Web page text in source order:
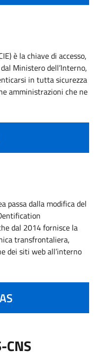
è la chiave di accesso,
Ministero dell’Interno,
in tutta sicurezza
amministrazioni che ne
passa dalla modifica del
dal 2014 fornisce la
transfrontaliera,
dei siti web all’interno
CNS